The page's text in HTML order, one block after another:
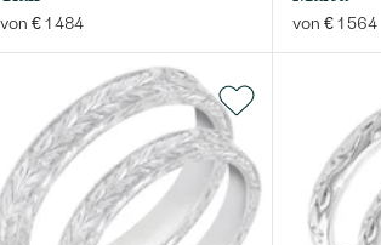
von € 1 484 von € 1 564